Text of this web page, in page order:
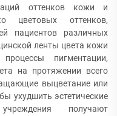
оттенков кожи и
цветовых оттенков,
пациентов различных
ленты цвета кожи
процессы пигментации,
на протяжении всего
выцветание или
ухудшить эстетические
получают